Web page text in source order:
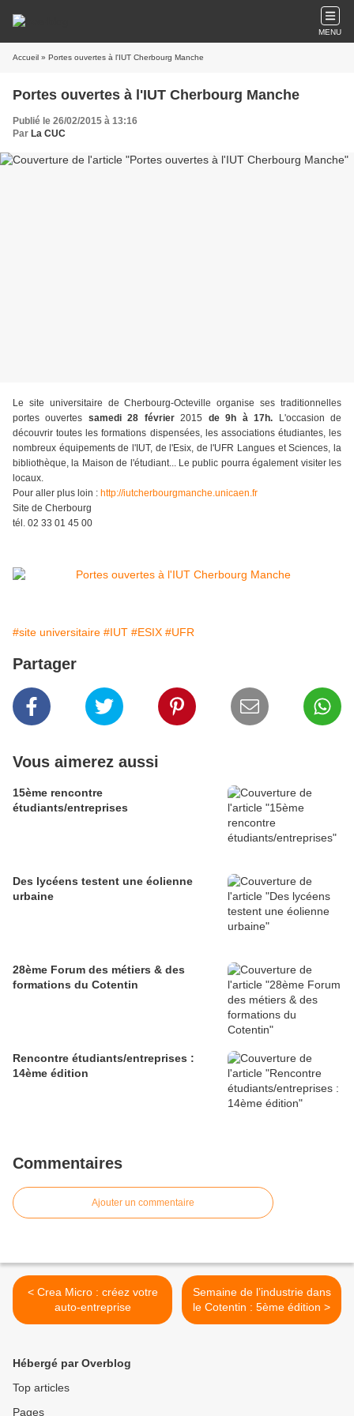
MENU
Accueil » Portes ouvertes à l'IUT Cherbourg Manche
Portes ouvertes à l'IUT Cherbourg Manche
Publié le 26/02/2015 à 13:16
Par La CUC
Le site universitaire de Cherbourg-Octeville organise ses traditionnelles
portes ouvertes samedi 28 février2015 de 9h à 17h.
L'occasion de
découvrir toutes les formations dispensées, les associations étudiantes, les
nombreux équipements de l'IUT, de l'Esix, de l'UFR Langues et Sciences, la
bibliothèque, la Maison de l'étudiant... Le public pourra également visiter les
locaux.
Pour aller plus loin : http://iutcherbourgmanche.unicaen.fr
Site de Cherbourg
tél. 02 33 01 45 00
#site universitaire #IUT #ESIX #UFR
Partager
Vous aimerez aussi
15ème rencontre
étudiants/entreprises
Des lycéens testent une éolienne
urbaine
28ème Forum des métiers & des
formations du Cotentin
Rencontre étudiants/entreprises :
14ème édition
Commentaires
Ajouter un commentaire
< Crea Micro : créez votre
auto-entreprise
Semaine de l’industrie dans
le Cotentin : 5ème édition >
Hébergé par Overblog
Top articles
Pages